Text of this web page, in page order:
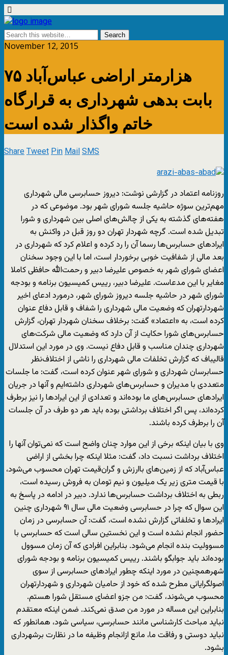
November 12, 2015
٧۵ هزارمتر اراضی عباس‌آباد
بابت بدهی شهرداری به قرارگاه
خاتم واگذار شده است
ShareTweetPinMailSMS
روزنامه اعتماد در گزارشی نوشت: دیروز حسابرسی مالی شهرداری
مهم‌ترین سوژه حاشیه جلسه شورای شهر بود. موضوعی که در
هفته‌های گذشته به یکی از چالش‌های اصلی بین شهرداری و شورا
تبدیل شده است. گرچه شهردار تهران دو روز قبل در واکنش به
ایرادهای حسابرس‌ها رسما آن را رد کرده و اعلام کرد که شهرداری در
بعد مالی از شفافیت خوبی برخوردار است، اما با این وجود سخنان
اعضای شورای شهر به خصوص علیرضا دبیر و رحمت‌الله حافظی کاملا
مغایر با این مدعاست. علیرضا دبیر، رییس کمیسیون برنامه و بودجه
شورای شهر در حاشیه جلسه دیروز شورای شهر، درمورد ادعای اخیر
شهردارتهران که وضعیت مالی شهرداری را شفاف و قابل دفاع عنوان
کرده است، به «اعتماد» گفت: برخلاف سخنان شهردار تهران، گزارش
حسابرس‌های شورا حکایت از آن دارد که وضعیت مالی شرکت‌های
شهرداری چندان مناسب و قابل دفاع نیست. وی در مورد این استدلال
قالیباف که گزارش تخلفات مالی شهرداری را ناشی از اختلاف‌نظر
حسابرسان شهرداری و شورای شهر عنوان کرده است، گفت: ما جلسات
متعددی با مدیران و حسابرس‌های شهرداری داشته‌ایم و آنها در جریان
ایرادهای حسابرس‌های ما بوده‌اند و تعدادی از این ایرادها را نیز برطرف
کرده‌اند، پس اگر اختلاف برداشتی بوده باید هر دو طرف در آن جلسات
آن را برطرف کرده باشند.
وی با بیان اینکه برخی از این موارد چنان واضح است که نمی‌توان آنها را
اختلاف برداشت نسبت داد، گفت: مثلا اینکه چرا بخشی از اراضی
عباس‌آباد که از زمین‌های باارزش و گران‌قیمت تهران محسوب می‌شود،
با قیمت متری زیر یک میلیون و نیم تومان به فروش رسیده است،
ربطی به اختلاف برداشت حسابرس‌ها ندارد. دبیر در ادامه در پاسخ به
این سوال که چرا در حسابرسی وضعیت مالی سال ٩١ شهرداری چنین
ایرادها و تخلفاتی گزارش نشده است، گفت: آن حسابرسی در زمان
حضور انجام نشده است و این نخستین سالی است که حسابرسی با
مسوولیت بنده انجام می‌شود. بنابراین افرادی که آن زمان مسوول
بوده‌اند باید جوابگو باشند. رییس کمیسیون برنامه و بودجه شورای
شهرهمچنین در مورد اینکه چطور ایرادهای حسابرسی از سوی
اصولگرایانی مطرح شده که خود از حامیان شهرداری و شهردارتهران
محسوب می‌شوند، گفت: من جزو اعضای مستقل شورا هستم.
بنابراین این مساله در مورد من صدق نمی‌کند. ضمن اینکه معتقدم
نباید مباحث کارشناسی مانند حسابرسی، سیاسی شود، همانطور که
نباید دوستی و رفاقت ما، مانع ازانجام وظیفه ما در نظارت برشهرداری
بشود.